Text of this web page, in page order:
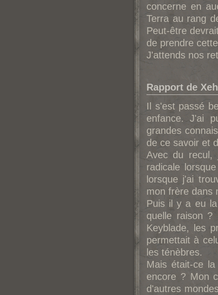
concerne en
Terra au rang
Peut-être
de prendre
J'attends nos
Rapport de
Il s'est passé
enfance. J'ai
grandes
de ce savoir et
Avec du
radicale
lorsque j'ai
mon frère dans
Puis il y a eu
quelle raison
Keyblade, les
permettait à
les ténèbres.
Mais était-ce
encore ? Mon
d'autres